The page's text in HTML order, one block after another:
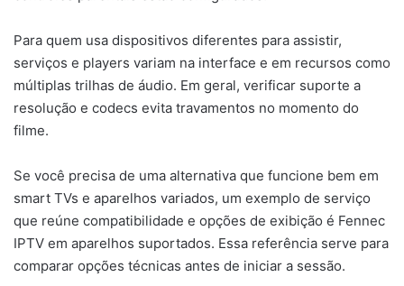
Para quem usa dispositivos diferentes para assistir,
serviços e players variam na interface e em recursos como
múltiplas trilhas de áudio. Em geral, verificar suporte a
resolução e codecs evita travamentos no momento do
filme.
Se você precisa de uma alternativa que funcione bem em
smart TVs e aparelhos variados, um exemplo de serviço
que reúne compatibilidade e opções de exibição é Fennec
IPTV em aparelhos suportados. Essa referência serve para
comparar opções técnicas antes de iniciar a sessão.